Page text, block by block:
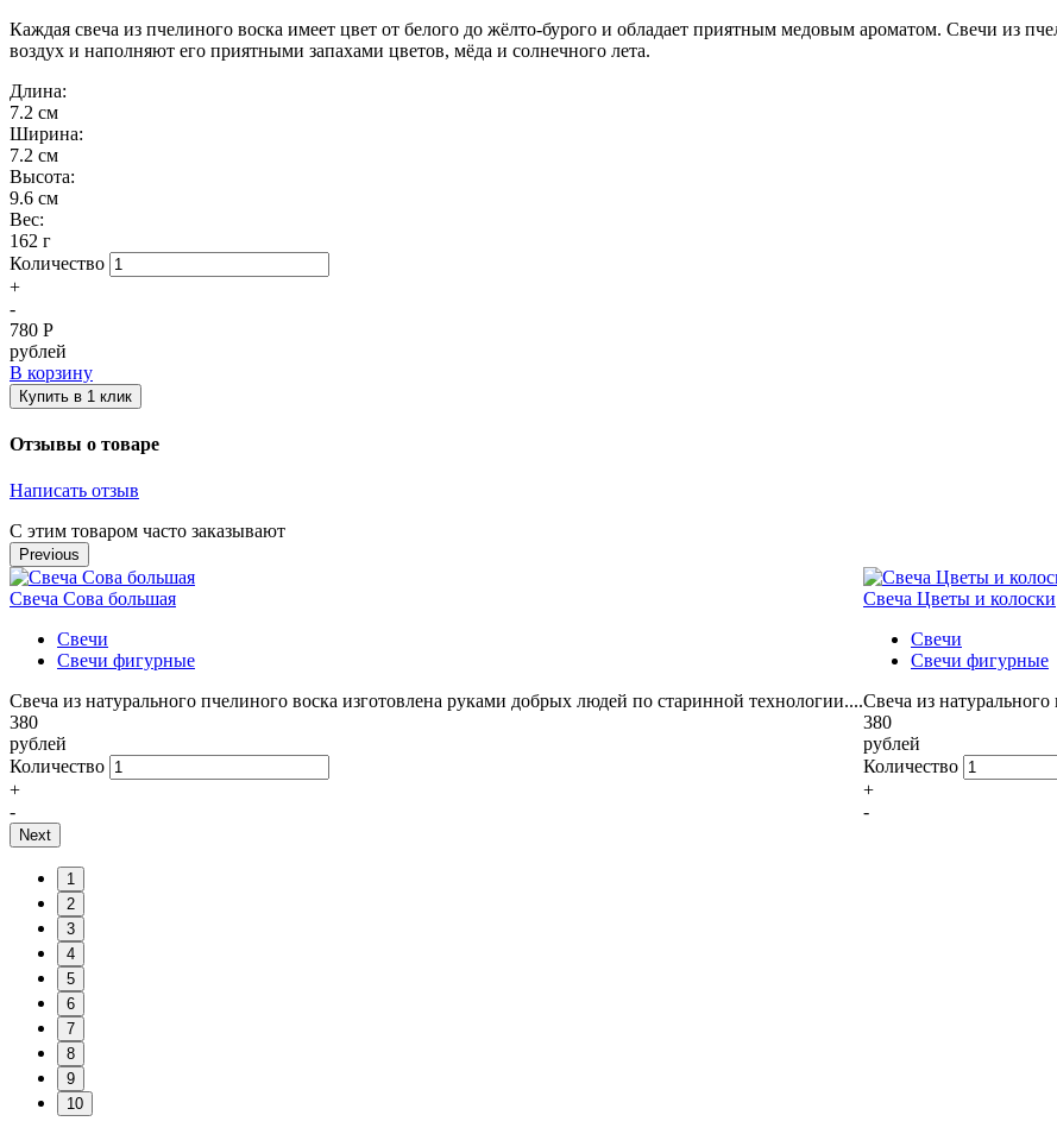
Каждая свеча из пчелиного воска имеет цвет от белого до жёлто-бурого и обладает приятным медовым ароматом. Свечи из
воздух и наполняют его приятными запахами цветов, мёда и солнечного лета.
Длина:
7.2 см
Ширина:
7.2 см
Высота:
9.6 см
Вес:
162 г
Количество
+
-
780 Р
рублей
В корзину
Купить в 1 клик
Отзывы о товаре
Написать отзыв
С этим товаром часто заказывают
Previous
Свеча Сова большая
Свечи
Свечи фигурные
Свеча из натурального пчелиного воска изготовлена руками добрых людей по старинной технологии....
380
рублей
Количество
+
-
В корзину
Свеча Цветы и колоски
Свечи
Свечи фигурные
Свеча из
380
рублей
Количество
+
-
Next
1
2
3
4
5
6
7
8
9
10